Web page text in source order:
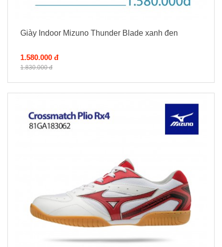
Giày Indoor Mizuno Thunder Blade xanh đen
1.580.000 đ
1.830.000 đ